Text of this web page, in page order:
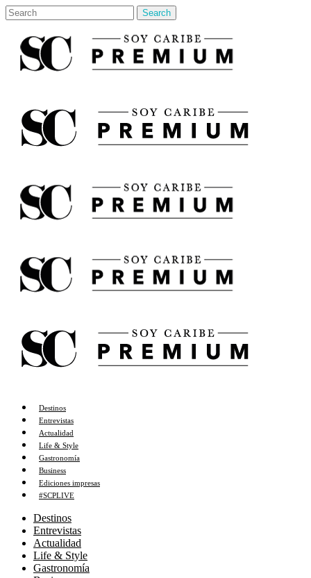
Destinos
Entrevistas
Actualidad
Life & Style
Gastronomía
Business
Ediciones impresas
#SCPLIVE
Destinos
Entrevistas
Actualidad
Life & Style
Gastronomía